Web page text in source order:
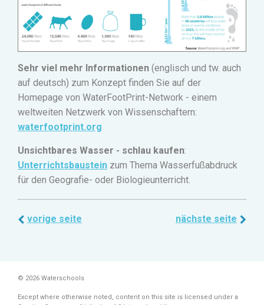
Sehr viel mehr Informationen (englisch und tw. auch
auf deutsch) zum Konzept finden Sie auf der
Homepage von WaterFootPrint-Network - einem
weltweiten Netzwerk von Wissenschaftern:
waterfootprint.org
Unsichtbares Wasser - schlau kaufen:
Unterrichtsbaustein zum Thema Wasserfußabdruck
für den Geografie- oder Biologieunterricht.
vorige seite nächste seite
© 2026 Waterschools
Except where otherwise noted, content on this site is licensed under a